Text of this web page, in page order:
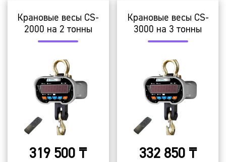
Крановые весы CS-
2000 на 2 тонны
319 500 ₸
Крановые весы CS-
3000 на 3 тонны
332 850 ₸